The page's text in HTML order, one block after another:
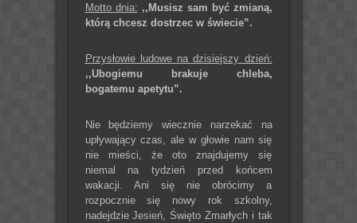
Motto dnia: ,,Musisz sam być zmianą,
którą chcesz dostrzec w świecie”.
Przysłowie ludowe na dzisiejszy dzień:
,,Ubogiemu brakuje chleba,
bogatemu apetytu”.
Nie będziemy wiecznie narzekać na
upływający czas, ale w głowie nam się
nie mieści, że oto znajdujemy się
niemal na tydzień przed końcem
wakacji. Ani się nie obrócimy a
rozpocznie się nowy rok szkolny,
nadejdzie Jesień, Święto Zmarłych i tak